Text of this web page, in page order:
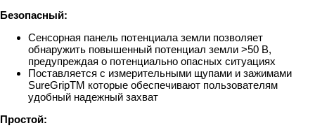
Безопасный:
Сенсорная панель потенциала земли позволяет
обнаружить повышенный потенциал земли >50 В,
предупреждая о потенциально опасных ситуациях
Поставляется с измерительными щупами и зажимами
SureGripTM которые обеспечивают пользователям
удобный надежный захват
Простой: